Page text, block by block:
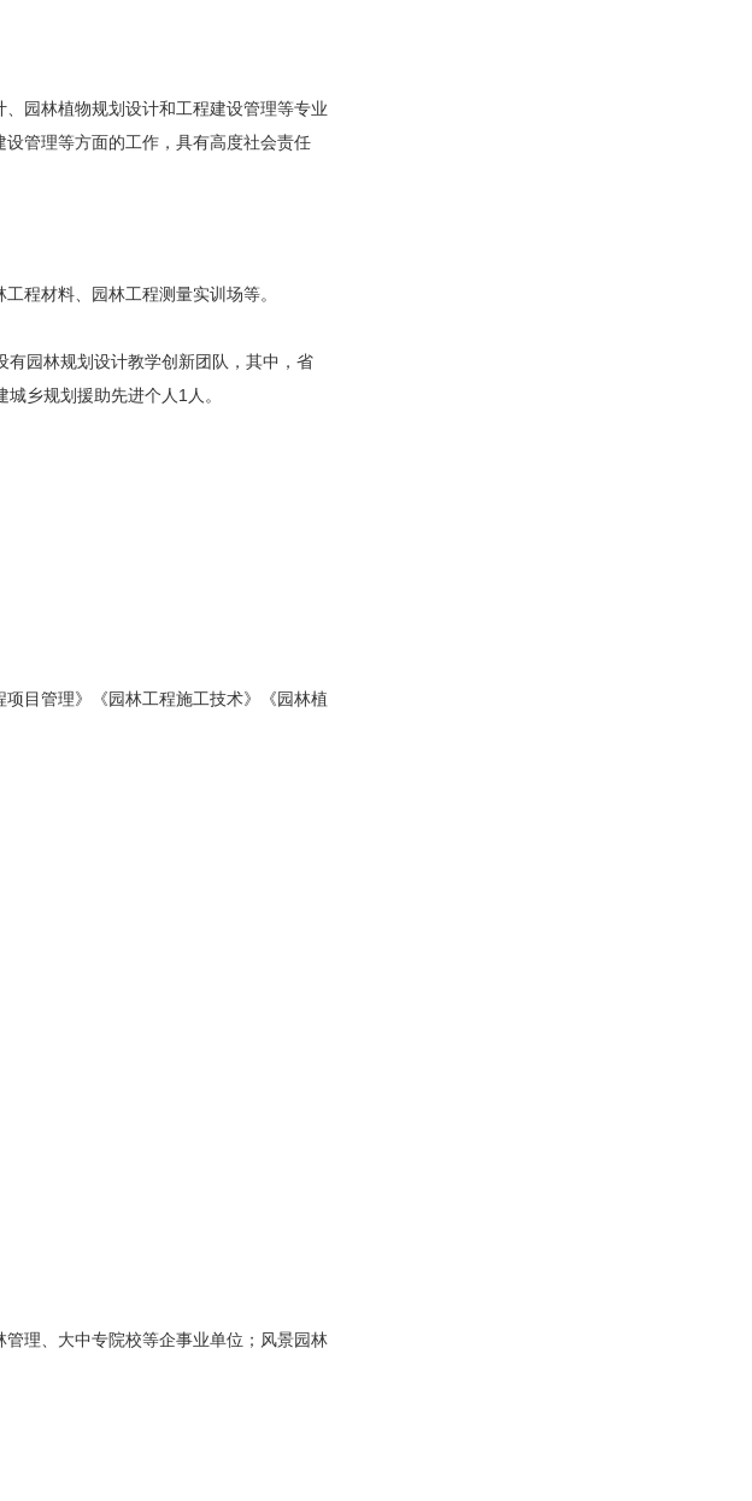
园林植物规划设计和工程建设管理等专业
管理等方面的工作，具有高度社会责任
程材料、园林工程测量实训场等。
园林规划设计教学创新团队，其中，省
乡规划援助先进个人1人。
目管理》《园林工程施工技术》《园林植
理、大中专院校等企事业单位；风景园林